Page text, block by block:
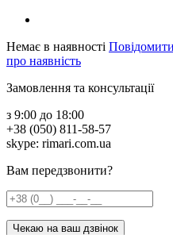
Немає в наявності Повідомити
про наявність
Замовлення та консультації
з 9:00 до 18:00
+38 (050) 811-58-57
skype: rimari.com.ua
Вам передзвонити?